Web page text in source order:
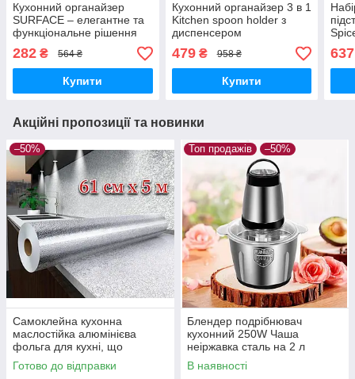
Кухонний органайзер
SURFACE – елегантне та
функціональне рішення
для зберігання столових
приборів
282 ₴ 564 ₴
Купити
Кухонний органайзер 3 в 1
Kitchen spoon holder з
диспенсером
479₴ 958 ₴
Купити
для
637
Акційні пропозиції та новинки
–50%
Самоклейна кухонна
маслостійка алюмінієва
фольга для кухні, що
клеїться плівка для
обклеювання кухні
Готово до відправки
Топ продажів –50%
Блендер подрібнювач
кухонний 250W Чаша
неіржавка сталь на 2 л
Подвійне лезо Чопер
Електричний блендер для
В наявності